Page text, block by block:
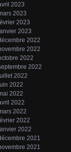
2023
2023
2023
2023
2022
2022
2022
2022
2022
2022
2022
2022
2022
2022
2022
2021
2021